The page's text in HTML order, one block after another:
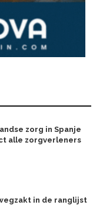
zorg in Spanje
alle zorgverleners
in de ranglijst